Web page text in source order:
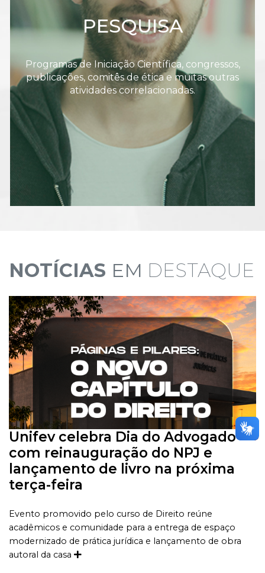
PESQUISA
Programas de Iniciação Científica, congressos,
publicações, comitês de ética e muitas outras
atividades correlacionadas.
NOTÍCIAS EM DESTAQUE
Unifev celebra Dia do Advogado
com reinauguração do NPJ e
lançamento de livro na próxima
terça-feira
Evento promovido pelo curso de Direito reúne
acadêmicos e comunidade para a entrega de espaço
modernizado de prática jurídica e lançamento de obra
autoral da casa